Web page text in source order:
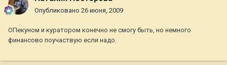
Опубликовано 26 июня, 2009
ОПекуном и куратором конечно не смогу быть, но немного
финансово поучаствую если надо.